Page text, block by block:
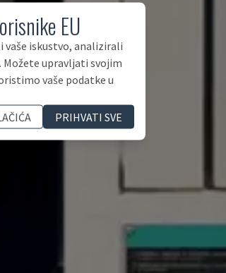
EU
iskustvo, analizirali
upravljati svojim
vaše podatke u
PRIHVATI SVE